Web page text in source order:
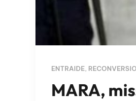
ENTRAIDE,
MARA,